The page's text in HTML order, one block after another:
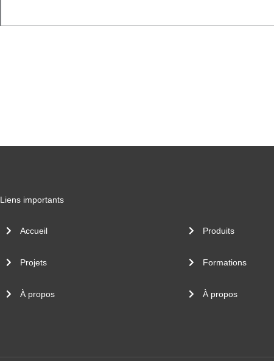
Liens importants
Accueil
Projets
À propos
Produits
Formations
À propos